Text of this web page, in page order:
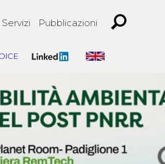
Servizi Pubblicazioni